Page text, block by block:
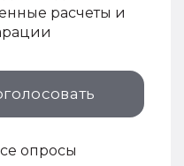
расчеты и
опросы